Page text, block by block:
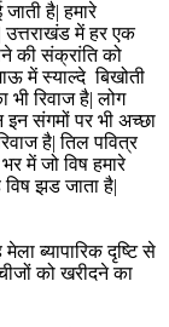
है| हमारे
उत्तराखंड में हर एक
की संक्रांति को
में स्याल्दे बिखोती
भी रिवाज है| लोग
इन संगमों पर भी अच्छा
है| तिल पवित्र
में जो विष हमारे
झड जाता है|
ब्यापारिक दृष्टि से
को खरीदने का